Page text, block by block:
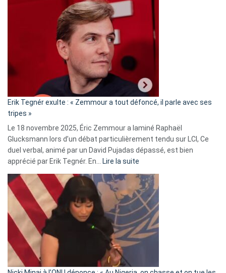
Vassal
d’alliance
secrète
«
C’est
fake
news
»
Erik Tegnér exulte : « Zemmour a tout défoncé, il parle avec ses
tripes »
Le 18 novembre 2025, Éric Zemmour a laminé Raphaël
Glucksmann lors d’un débat particulièrement tendu sur LCI, Ce
duel verbal, animé par un David Pujadas dépassé, est bien
apprécié par Erik Tegnér. En… Lire la suite
Erik
Tegnér
exulte
:
« Zemmour
a
tout